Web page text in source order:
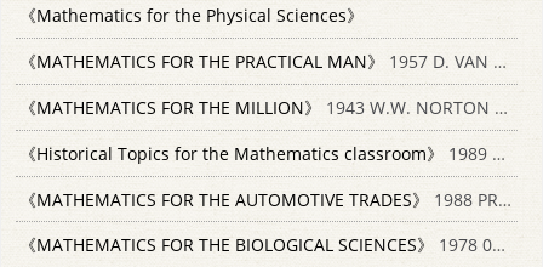
《Mathematics for the Physical Sciences》
《MATHEMATICS FOR THE PRACTICAL MAN》
1957 D. VAN NOSTRAND COMPANY INC.
《MATHEMATICS FOR THE MILLION》
1943 W.W. NORTON AND COMPANY INC.
《Historical Topics for the Mathematics classroom》
1989 HISTOMA 873532813
《MATHEMATICS FOR THE AUTOMOTIVE TRADES》
1988 PRENTICE HALL 0135622573
《MATHEMATICS FOR THE BIOLOGICAL SCIENCES》
1978 0163562439